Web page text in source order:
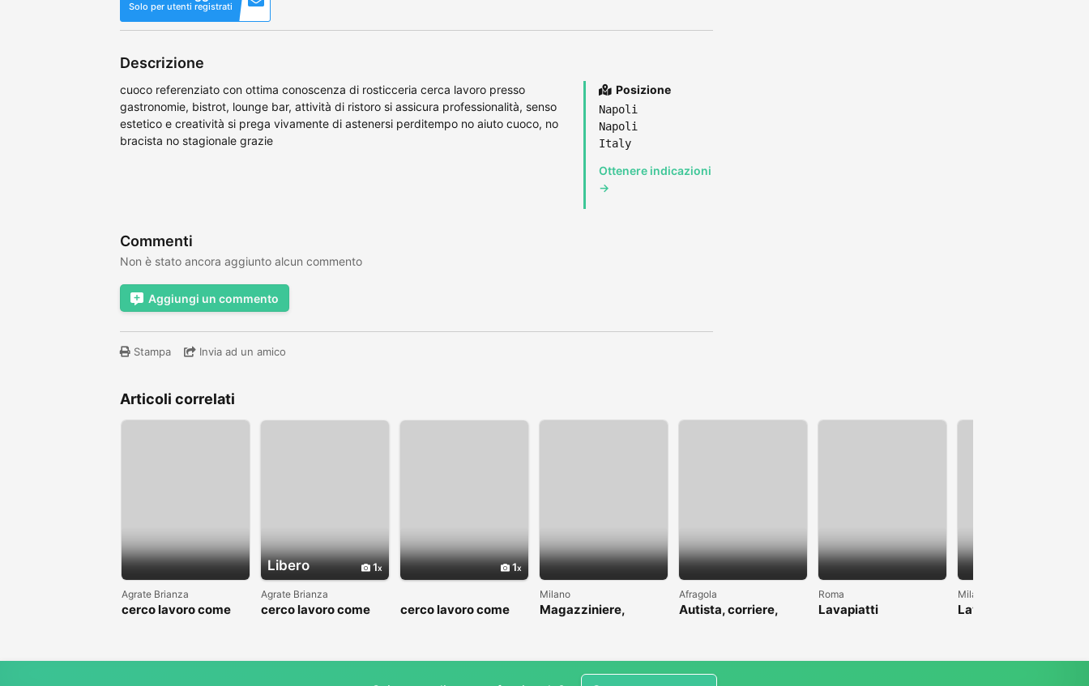
Solo per utenti registrati
Descrizione
cuoco referenziato con ottima conoscenza di rosticceria cerca lavoro presso
gastronomie, bistrot, lounge bar, attività di ristoro si assicura professionalità, senso
estetico e creatività si prega vivamente di astenersi perditempo no aiuto cuoco, no
bracista no stagionale grazie
Posizione
Napoli
Napoli
Italy
Ottenere indicazioni
→
Commenti
Non è stato ancora aggiunto alcun commento
Aggiungi un commento
Stampa Invia ad un amico
Articoli correlati
Agrate Brianza
cerco lavoro come
Libero 1
Agrate Brianza
cerco lavoro come
1
cerco lavoro come
Milano
Magazziniere,
Afragola
Autista, corriere,
Roma
Lavapiatti
Milano
Lavoro come pulizie